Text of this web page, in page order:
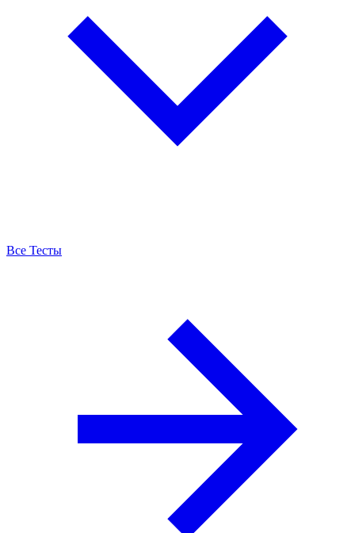
Все Тесты